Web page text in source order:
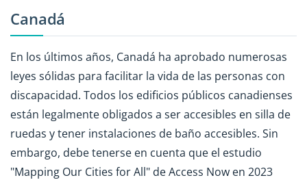
Canadá
En los últimos años, Canadá ha aprobado numerosas
leyes sólidas para facilitar la vida de las personas con
discapacidad. Todos los edificios públicos canadienses
están legalmente obligados a ser accesibles en silla de
ruedas y tener instalaciones de baño accesibles. Sin
embargo, debe tenerse en cuenta que el estudio
"Mapping Our Cities for All" de Access Now en 2023